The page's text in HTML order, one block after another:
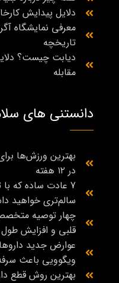
دلایل پیدایش
معرفی نمایشگاه
تاریخچه
دیابت چیست؟
مقابله
دانستنی های
بهترین ورزش‌ها
در ۱۲ هفته
7 عادت ساده که
سالم‌تری خواهید
چهار توصیه
قلبی و افزایش
عوارض جدید
ویگوویی باعث
بهترین روش قطع